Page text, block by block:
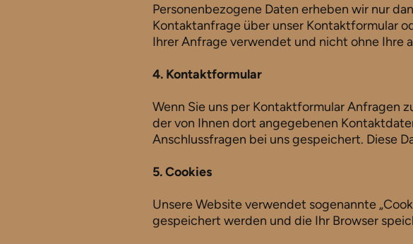
Personenbezogene Daten erheben wir nur
Kontaktanfrage über unser Kontaktformular
Ihrer Anfrage verwendet und nicht ohne
4. Kontaktformular
Wenn Sie uns per Kontaktformular Anfragen
der von Ihnen dort angegebenen
Anschlussfragen bei uns gespeichert. Diese
5. Cookies
Unsere Website verwendet sogenannte
gespeichert werden und die Ihr Browser